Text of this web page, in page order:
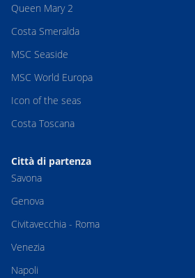
Queen Mary 2
Costa Smeralda
MSC Seaside
MSC World Europa
Icon of the seas
Costa Toscana
Città di partenza
Savona
Genova
Civitavecchia - Roma
Venezia
Napoli